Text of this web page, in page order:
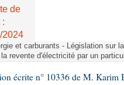
de
:
2024
et carburants - Législation sur
revente d'électricité par un
écrite n° 10336 de M. Karim